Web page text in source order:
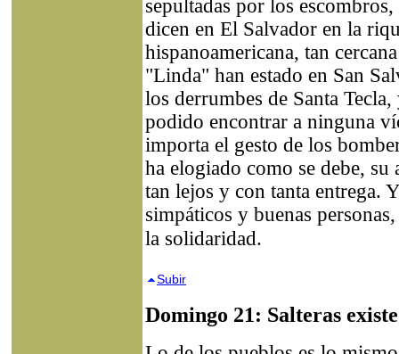
sepultadas por los
dicen en El Salvador en la
hispanoamericana, tan
"Linda" han estado en San
los derrumbes de Santa
podido encontrar a ninguna
importa el gesto de los
ha elogiado como se debe, su
tan lejos y con tanta entrega.
simpáticos y buenas
la solidaridad.
Subir
Domingo 21: Salteras